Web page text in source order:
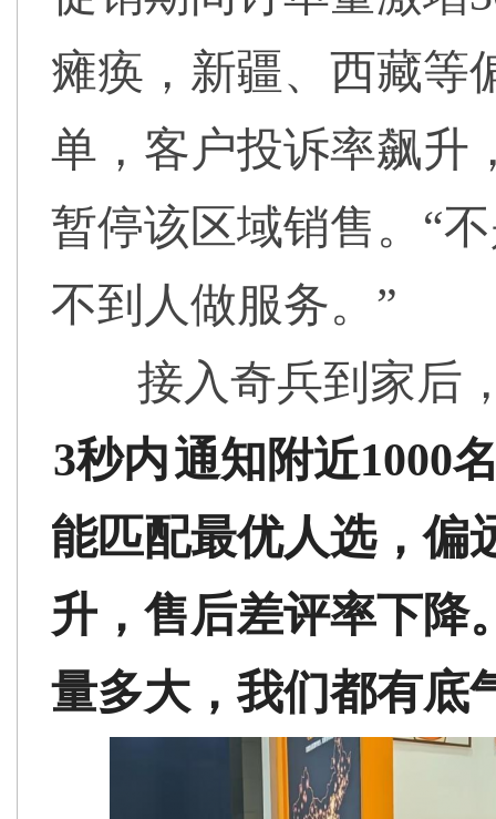
瘫痪，新疆、西藏等
单，客户投诉率飙升
暂停该区域销售。“
不到人做服务。”
接入奇兵到家后
3秒内通知附近1000
能匹配最优人选，偏
升，售后差评率下降
量多大，我们都有底